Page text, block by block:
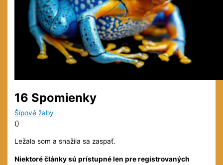
16 Spomienky
Šípové žaby
()
Ležala som a snažila sa zaspať.
Niektoré články sú prístupné len pre registrovaných